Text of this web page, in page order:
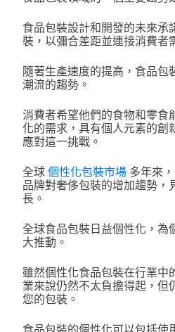
食品包裝設計和開發的未來承
裝，以彌合差距並連接消費者
隨著生產速度的提高，食品包
潮流的趨勢。
消費者希望他們的食物和零食
化的需求，具有個人元素的創
應對這一挑戰。
全球個性化包裝市場 多年來
品牌對奢侈包裝的增加趨勢，
長。
全球食品包裝日益個性化，為
大推動。
雖然個性化食品包裝在行業中
業來說仍然不太負擔得起，但
您的包裝。